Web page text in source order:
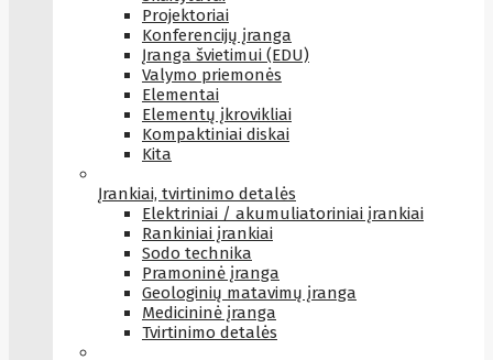
Projektoriai
Konferencijų įranga
Įranga švietimui (EDU)
Valymo priemonės
Elementai
Elementų įkrovikliai
Kompaktiniai diskai
Kita
Įrankiai, tvirtinimo detalės
Elektriniai / akumuliatoriniai įrankiai
Rankiniai įrankiai
Sodo technika
Pramoninė įranga
Geologinių matavimų įranga
Medicininė įranga
Tvirtinimo detalės